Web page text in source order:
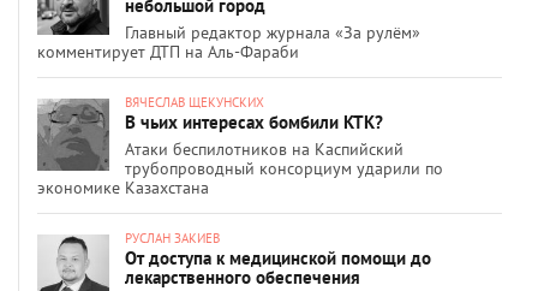
небольшой город
Главный редактор журнала «За рулём»
комментирует ДТП на Аль-Фараби
ВЯЧЕСЛАВ ЩЕКУНСКИХ
В чьих интересах бомбили КТК?
Атаки беспилотников на Каспийский
трубопроводный консорциум ударили по
экономике Казахстана
РУСЛАН ЗАКИЕВ
От доступа к медицинской помощи до
лекарственного обеспечения